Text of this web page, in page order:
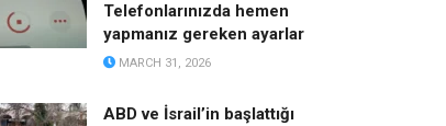
Telefonlarınızda hemen
yapmanız gereken ayarlar
MARCH 31, 2026
ABD ve İsrail’in başlattığı